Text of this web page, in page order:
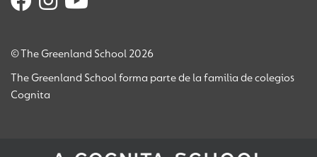
© The Greenland School 2026
The Greenland School forma parte de la familia de colegios
Cognita